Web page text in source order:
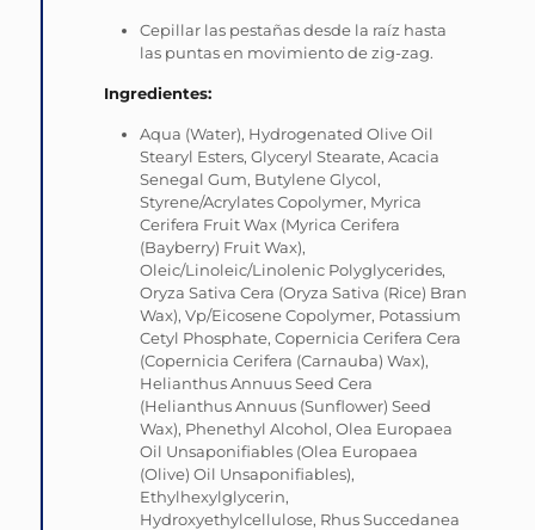
Cepillar las pestañas desde la raíz hasta
las puntas en movimiento de zig-zag.
Ingredientes:
Aqua (Water), Hydrogenated Olive Oil
Stearyl Esters, Glyceryl Stearate, Acacia
Senegal Gum, Butylene Glycol,
Styrene/Acrylates Copolymer, Myrica
Cerifera Fruit Wax (Myrica Cerifera
(Bayberry) Fruit Wax),
Oleic/Linoleic/Linolenic Polyglycerides,
Oryza Sativa Cera (Oryza Sativa (Rice) Bran
Wax), Vp/Eicosene Copolymer, Potassium
Cetyl Phosphate, Copernicia Cerifera Cera
(Copernicia Cerifera (Carnauba) Wax),
Helianthus Annuus Seed Cera
(Helianthus Annuus (Sunflower) Seed
Wax), Phenethyl Alcohol, Olea Europaea
Oil Unsaponifiables (Olea Europaea
(Olive) Oil Unsaponifiables),
Ethylhexylglycerin,
Hydroxyethylcellulose, Rhus Succedanea